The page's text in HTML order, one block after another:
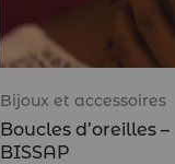
Bijoux et accessoires
Boucles d’oreilles –
BISSAP